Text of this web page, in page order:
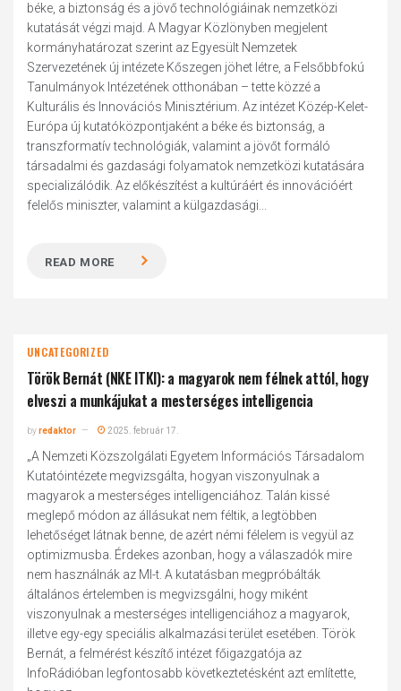
béke, a biztonság és a jövő technológiáinak nemzetközi
kutatását végzi majd. A Magyar Közlönyben megjelent
kormányhatározat szerint az Egyesült Nemzetek
Szervezetének új intézete Kőszegen jöhet létre, a Felsőbbfokú
Tanulmányok Intézetének otthonában – tette közzé a
Kulturális és Innovációs Minisztérium. Az intézet Közép-Kelet-
Európa új kutatóközpontjaként a béke és biztonság, a
transzformatív technológiák, valamint a jövőt formáló
társadalmi és gazdasági folyamatok nemzetközi kutatására
specializálódik. Az előkészítést a kultúráért és innovációért
felelős miniszter, valamint a külgazdasági...
READ MORE
UNCATEGORIZED
Török Bernát (NKE ITKI): a magyarok nem félnek attól, hogy
elveszi a munkájukat a mesterséges intelligencia
byredaktor 2025. február 17.
„A Nemzeti Közszolgálati Egyetem Információs Társadalom
Kutatóintézete megvizsgálta, hogyan viszonyulnak a
magyarok a mesterséges intelligenciához. Talán kissé
meglepő módon az állásukat nem féltik, a legtöbben
lehetőséget látnak benne, de azért némi félelem is vegyül az
optimizmusba. Érdekes azonban, hogy a válaszadók mire
nem használnák az MI-t. A kutatásban megpróbálták
általános értelemben is megvizsgálni, hogy miként
viszonyulnak a mesterséges intelligenciához a magyarok,
illetve egy-egy speciális alkalmazási terület esetében. Török
Bernát, a felmérést készítő intézet főigazgatója az
InfoRádióban legfontosabb következtetésként azt említette,